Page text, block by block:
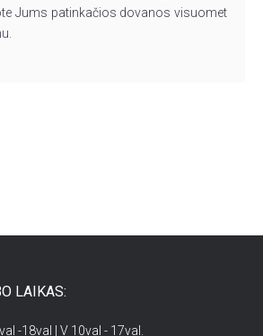
Jums patinkačios dovanos visuomet
LAIKAS:
-18val | V 10val - 17val.